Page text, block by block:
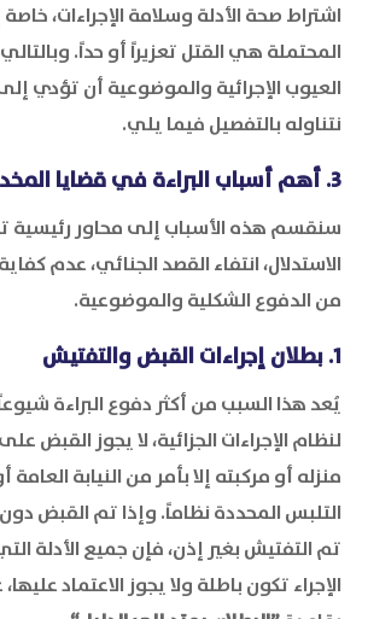
اشتراط صحة الأدلة وسلامة الإجراءات، خاصة
المحتملة هي القتل تعزيراً أو حداً.
العيوب الإجرائية والموضوعية أن تؤدي
نتناوله بالتفصيل فيما يلي.
3. أهم أسباب البراءة في قضايا المخدرات
سنقسم هذه الأسباب إلى محاور رئيسية
الاستدلال، انتفاء القصد الجنائي، عدم
من الدفوع الشكلية والموضوعية.
1. بطلان إجراءات القبض والتفتيش
يُعد هذا السبب من أكثر دفوع البراءة
لنظام الإجراءات الجزائية، لا يجوز
منزله أو مركبته إلا بأمر من النيابة
التلبس المحددة نظاماً. وإذا تم القبض
تم التفتيش بغير إذن، فإن جميع الأدلة
الإجراء تكون باطلة ولا يجوز الاعتماد عليها،